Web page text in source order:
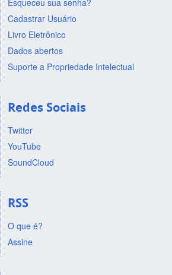
Esqueceu sua senha?
Cadastrar Usuário
Livro Eletrônico
Dados abertos
Suporte a Propriedade Intelectual
Redes Sociais
Twitter
YouTube
SoundCloud
RSS
O que é?
Assine